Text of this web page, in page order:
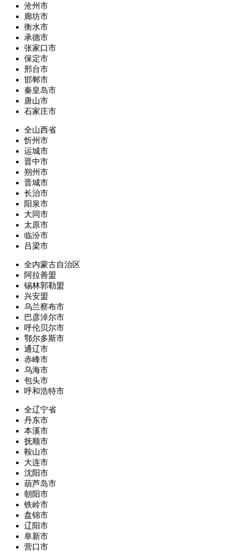
沧州市
廊坊市
衡水市
承德市
张家口市
保定市
邢台市
邯郸市
秦皇岛市
唐山市
石家庄市
全山西省
忻州市
运城市
晋中市
朔州市
晋城市
长治市
阳泉市
大同市
太原市
临汾市
吕梁市
全内蒙古自治区
阿拉善盟
锡林郭勒盟
兴安盟
乌兰察布市
巴彦淖尔市
呼伦贝尔市
鄂尔多斯市
通辽市
赤峰市
乌海市
包头市
呼和浩特市
全辽宁省
丹东市
本溪市
抚顺市
鞍山市
大连市
沈阳市
葫芦岛市
朝阳市
铁岭市
盘锦市
辽阳市
阜新市
营口市